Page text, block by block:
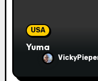
USA
Yuma